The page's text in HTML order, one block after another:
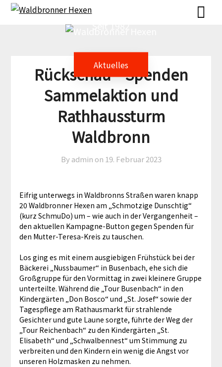
Skip
Skip
Aktuelles
Rückschau – Spenden
Sammelaktion und
Rathhaussturm
Waldbronn
By admin on 19. Februar 2023
Eifrig unterwegs in Waldbronns Straßen waren knapp
20 Waldbronner Hexen am „Schmotzige Dunschtig“
(kurz SchmuDo) um – wie auch in der Vergangenheit –
den aktuellen Kampagne-Button gegen Spenden für
den Mutter-Teresa-Kreis zu tauschen.
Los ging es mit einem ausgiebigen Frühstück bei der
Bäckerei „Nussbaumer“ in Busenbach, ehe sich die
Großgruppe für den Vormittag in zwei kleinere Gruppe
unterteilte. Während die „Tour Busenbach“ in den
Kindergärten „Don Bosco“ und „St. Josef“ sowie der
Tagespflege am Rathausmarkt für strahlende
Gesichter und gute Laune sorgte, führte der Weg der
„Tour Reichenbach“ zu den Kindergärten „St.
Elisabeth“ und „Schwalbennest“ um Stimmung zu
verbreiten und den Kindern ein wenig die Angst vor
unseren Holzmasken zu nehmen.